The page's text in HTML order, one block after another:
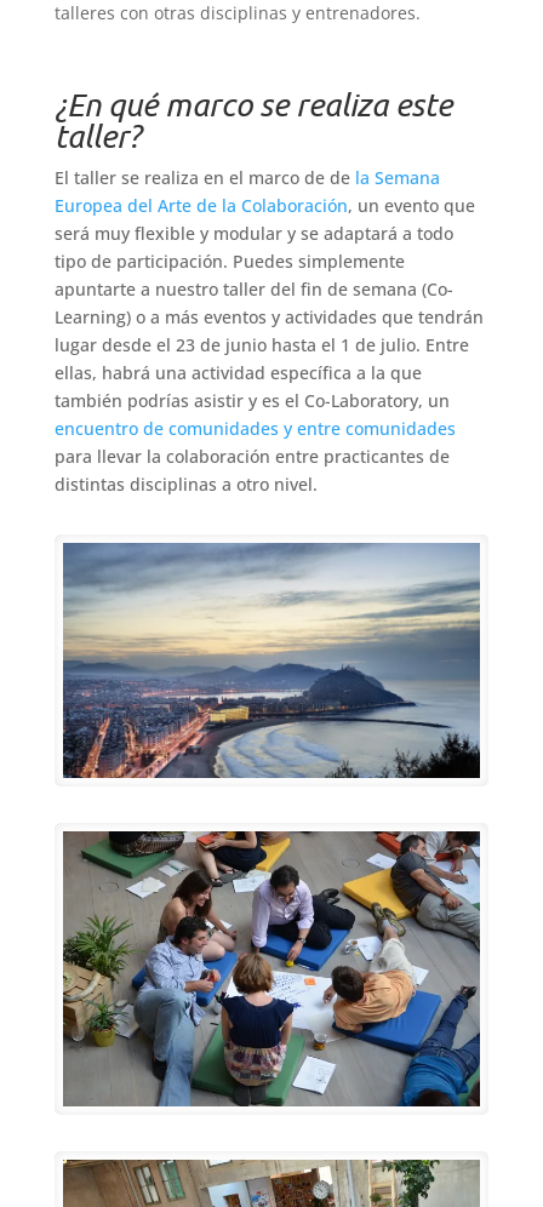
talleres con otras disciplinas y entrenadores.
¿En qué marco se realiza este
taller?
El taller se realiza en el marco de de la Semana
Europea del Arte de la Colaboración, un evento que
será muy flexible y modular y se adaptará a todo
tipo de participación. Puedes simplemente
apuntarte a nuestro taller del fin de semana (Co-
Learning) o a más eventos y actividades que tendrán
lugar desde el 23 de junio hasta el 1 de julio. Entre
ellas, habrá una actividad específica a la que
también podrías asistir y es el Co-Laboratory, un
encuentro de comunidades y entre comunidades
para llevar la colaboración entre practicantes de
distintas disciplinas a otro nivel.